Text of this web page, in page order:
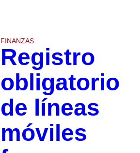
FINANZAS
Registro
obligatorio
de líneas
móviles